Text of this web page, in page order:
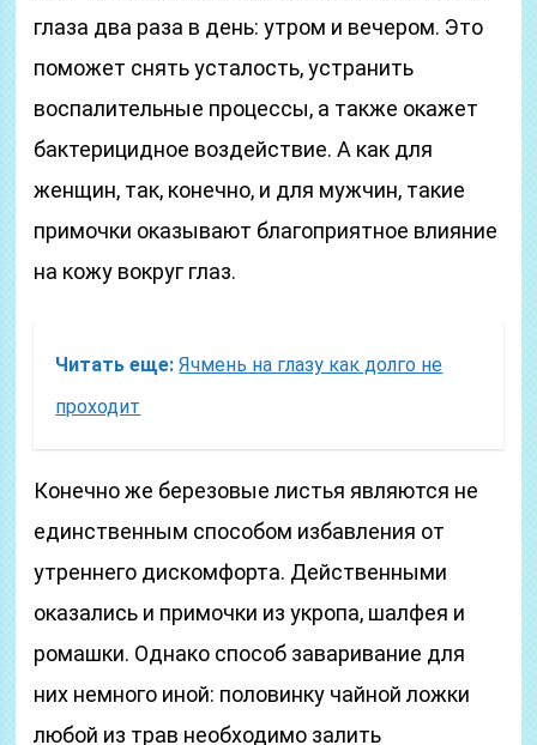
глаза два раза в день: утром и вечером. Это
поможет снять усталость, устранить
воспалительные процессы, а также окажет
бактерицидное воздействие. А как для
женщин, так, конечно, и для мужчин, такие
примочки оказывают благоприятное влияние
на кожу вокруг глаз.
Читать еще: Ячмень на глазу как долго не
проходит
Конечно же березовые листья являются не
единственным способом избавления от
утреннего дискомфорта. Действенными
оказались и примочки из укропа, шалфея и
ромашки. Однако способ заваривание для
них немного иной: половинку чайной ложки
любой из трав необходимо залить